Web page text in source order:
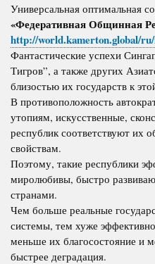
Универсальная оптимальная
«Федеративная Общинная
http://world.kamerton.global/ru/
Фантастические успехи
Тигров”, а также других
близостью их государств к
В противоположность
утопиям, искусственные,
республик соответствуют их
свойствам.
Поэтому, такие республики
миролюбивы, быстро
странами.
Чем больше реальные
системы, тем хуже
меньше их благосостояние и
быстрее деградация.